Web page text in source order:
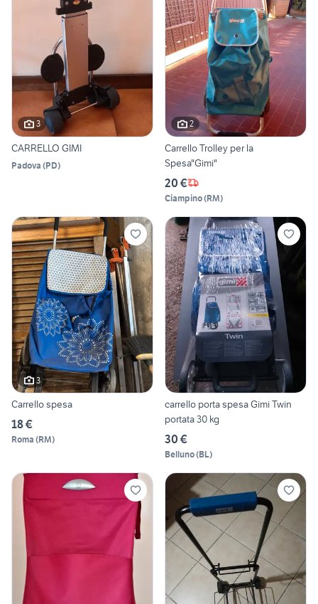
3
CARRELLO GIMI
Padova (PD)
2
Carrello Trolley per la
Spesa"Gimi"
20 €
Ciampino(RM)
3
Carrello spesa
18 €
Roma (RM)
carrello porta spesa Gimi Twin
portata 30 kg
30 €
Belluno(BL)